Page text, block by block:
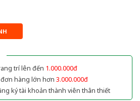
trí lên đến 1.000.000đ
hàng lớn hơn 3.000.000đ
ký tài khoản thành viên thân thiết